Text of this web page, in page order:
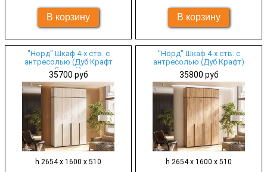
"Норд" Шкаф 4-х ств. с
антресолью (Дуб Крафт
Белый)
35700 руб
h 2654 х 1600 х 510
"Норд" Шкаф 4-х ств. с
антресолью (Дуб Крафт)
35800 руб
h 2654 х 1600 х 510